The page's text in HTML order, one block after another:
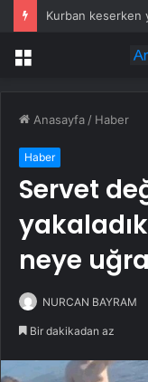
Kurban keserken
Menü
Anasayfa / Haber
Haber
Servet
neye
NURCAN BAYRAM
Bir dakikadan az